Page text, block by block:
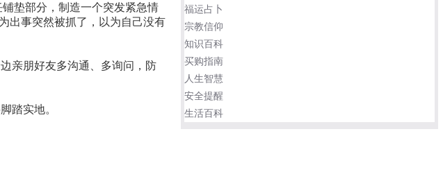
垫部分，制造一个突发紧急情
出事突然被抓了，以为自己没有
亲朋好友多沟通、多询问，防
踏实地。
福运占卜
宗教信仰
知识百科
买购指南
人生智慧
安全提醒
生活百科